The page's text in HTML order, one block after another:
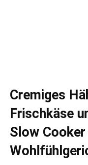
Cremiges
Frischkäse
Slow